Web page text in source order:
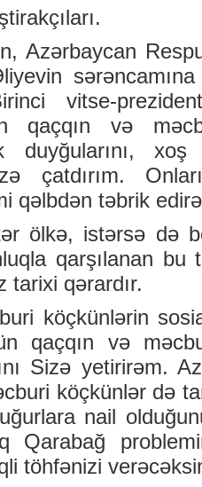
Azərbaycan
vitse-
qaçqın və
duyğularını, xoş
çatdırım.
qəlbdən təbrik
ölkə, istərsə də
qarşılanan
tarixi qərardır.
köçkünlərin
qaçqın və
Sizə yetirirəm.
köçkünlər də
nail
Qarabağ
töhfənizi